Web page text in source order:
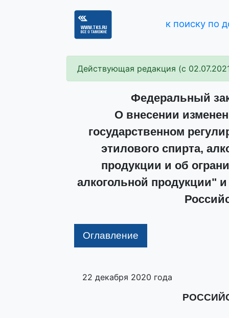
к поиску по
Действующая редакция (с
Федеральный
О внесении
государственном
этилового спирта,
продукции и об
алкогольной продукции"
Оглавление
22 декабря 2020 года